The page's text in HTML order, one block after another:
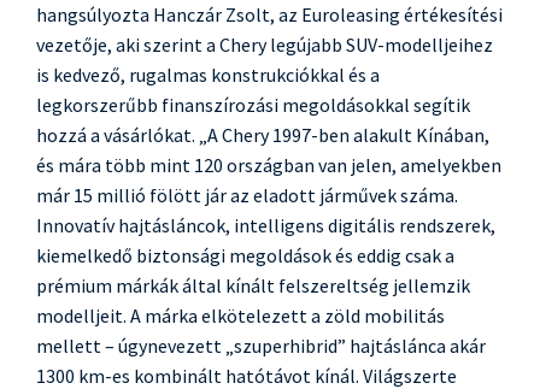
hangsúlyozta Hanczár Zsolt, az Euroleasing értékesítési
vezetője, aki szerint a Chery legújabb SUV-modelljeihez
is kedvező, rugalmas konstrukciókkal és a
legkorszerűbb finanszírozási megoldásokkal segítik
hozzá a vásárlókat. „A Chery 1997-ben alakult Kínában,
és mára több mint 120 országban van jelen, amelyekben
már 15 millió fölött jár az eladott járművek száma.
Innovatív hajtásláncok, intelligens digitális rendszerek,
kiemelkedő biztonsági megoldások és eddig csak a
prémium márkák által kínált felszereltség jellemzik
modelljeit. A márka elkötelezett a zöld mobilitás
mellett – úgynevezett „szuperhibrid” hajtáslánca akár
1300 km-es kombinált hatótávot kínál. Világszerte